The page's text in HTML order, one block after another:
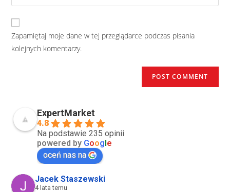
Zapamiętaj moje dane w tej przeglądarce podczas pisania
kolejnych komentarzy.
ExpertMarket
4.8
Na podstawie 235 opinii
powered by Google
oceń nas na
Jacek Staszewski
4 lata temu